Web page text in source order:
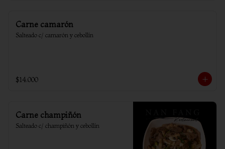
Carne camarón
Salteado c/ camarón y cebollín
$14.000
Carne champiñón
Salteado c/ champiñón y cebollín